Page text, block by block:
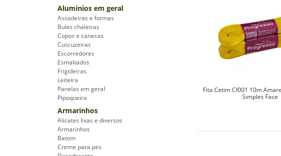
Aluminios em geral
Assadeiras e formas
Bules chaleiras
Copos e canecas
Cuscuzeiras
Escorredores
Esmaltados
Frigideiras
Leiteira
Panelas em geral
Pipoqueira
Armarinhos
Alicates lixas e diversos
Armarinhos
Batom
Creme para pes
Fita Cetim Cf001 10m
Simples Face